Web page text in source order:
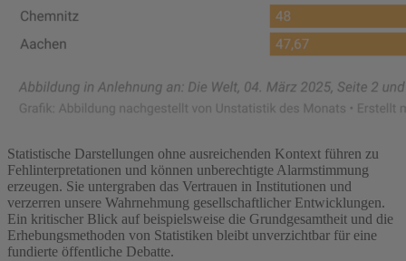
Statistische Darstellungen ohne ausreichenden Kontext führen zu
Fehlinterpretationen und können unberechtigte Alarmstimmung
erzeugen. Sie untergraben das Vertrauen in Institutionen und
verzerren unsere Wahrnehmung gesellschaftlicher Entwicklungen.
Ein kritischer Blick auf beispielsweise die Grundgesamtheit und die
Erhebungsmethoden von Statistiken bleibt unverzichtbar für eine
fundierte öffentliche Debatte.